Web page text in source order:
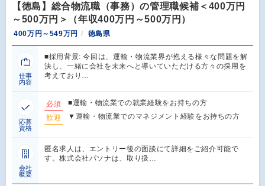
【徳島】総合物流職（事務）の管理職候補＜400万円
～500万円＞（年収400万円～500万円）
400万円～549万円 徳島県
仕事
内容
■採用背景: 今回は、運輸・物流業界が抱える様々な問題を解
決し、一緒に会社を未来へと導いていただける方々の採用を
考えており…
応募
資格
必須
■運輸・物流業での就業経験をお持ちの方
歓迎
▼運輸・物流業でのマネジメント経験をお持ちの方
会社
概要
匿名求人は、エントリー後の面談にて詳細をご紹介可能で
す。株式会社パソナは、取り扱…